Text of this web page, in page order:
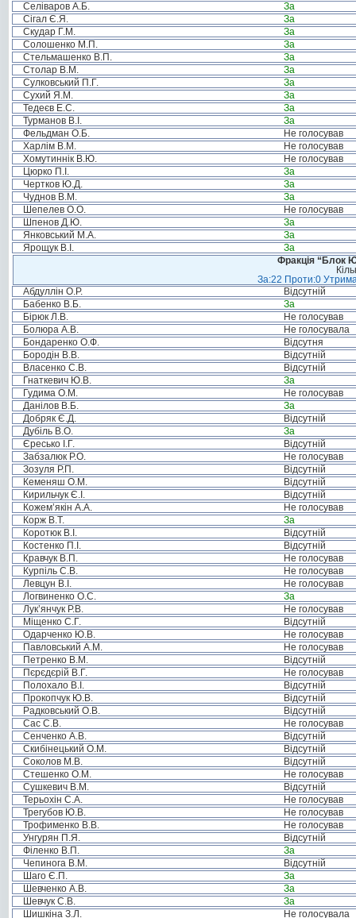
Селіваров А.Б.
За
Сігал Є.Я.
За
Скудар Г.М.
За
Солошенко М.П.
За
Стельмашенко В.П.
За
Столар В.М.
За
Сулковський П.Г.
За
Сухий Я.М.
За
Тедеєв Е.С.
За
Турманов В.І.
За
Фельдман О.Б.
Не голосував
Харлім В.М.
Не голосував
Хомутиннік В.Ю.
Не голосував
Цюрко П.І.
За
Чертков Ю.Д.
За
Чуднов В.М.
За
Шепелев О.О.
Не голосував
Шпенов Д.Ю.
За
Янковський М.А.
За
Ярощук В.І.
За
Фракція “Блок
За:22 Проти:0
Абдуллін О.Р.
Відсутній
Бабенко В.Б.
За
Бірюк Л.В.
Не голосував
Болюра А.В.
Не голосувала
Бондаренко О.Ф.
Відсутня
Бородін В.В.
Відсутній
Власенко С.В.
Відсутній
Гнаткевич Ю.В.
За
Гудима О.М.
Не голосував
Данілов В.Б.
За
Добряк Є.Д.
Відсутній
Дубіль В.О.
За
Єресько І.Г.
Відсутній
Забзалюк Р.О.
Не голосував
Зозуля Р.П.
Відсутній
Кеменяш О.М.
Відсутній
Кирильчук Є.І.
Відсутній
Кожем’якін А.А.
Не голосував
Корж В.Т.
За
Коротюк В.І.
Відсутній
Костенко П.І.
Відсутній
Кравчук В.П.
Не голосував
Курпіль С.В.
Не голосував
Левцун В.І.
Не голосував
Логвиненко О.С.
За
Лук’янчук Р.В.
Не голосував
Міщенко С.Г.
Відсутній
Одарченко Ю.В.
Не голосував
Павловський А.М.
Не голосував
Петренко В.М.
Відсутній
Пєрєдєрій В.Г.
Не голосував
Полохало В.І.
Відсутній
Прокопчук Ю.В.
Відсутній
Радковський О.В.
Відсутній
Сас С.В.
Не голосував
Сенченко А.В.
Відсутній
Скибінецький О.М.
Відсутній
Соколов М.В.
Відсутній
Стешенко О.М.
Не голосував
Сушкевич В.М.
Відсутній
Терьохін С.А.
Не голосував
Трегубов Ю.В.
Не голосував
Трофименко В.В.
Не голосував
Унгурян П.Я.
Відсутній
Філенко В.П.
За
Чепинога В.М.
Відсутній
Шаго Є.П.
За
Шевченко А.В.
За
Шевчук С.В.
За
Шишкіна З.Л.
Не голосувала